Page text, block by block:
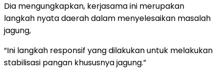
Dia mengungkapkan, kerjasama ini merupakan
langkah nyata daerah dalam menyelesaikan masalah
jagung,
“Ini langkah responsif yang dilakukan untuk melakukan
stabilisasi pangan khususnya jagung.”